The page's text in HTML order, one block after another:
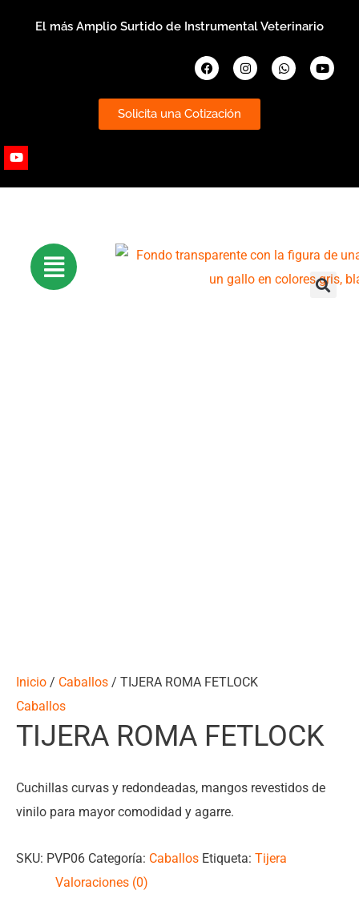
El más Amplio Surtido de Instrumental Veterinario
FacebookInstagramWhatsapp
Solicita una Cotización
Youtube
Inicio / Caballos / TIJERA ROMA FETLOCK
Caballos
TIJERA ROMA FETLOCK
Cuchillas curvas y redondeadas, mangos revestidos de
vinilo para mayor comodidad y agarre.
SKU: PVP06 Categoría: Caballos Etiqueta: Tijera
Valoraciones (0)